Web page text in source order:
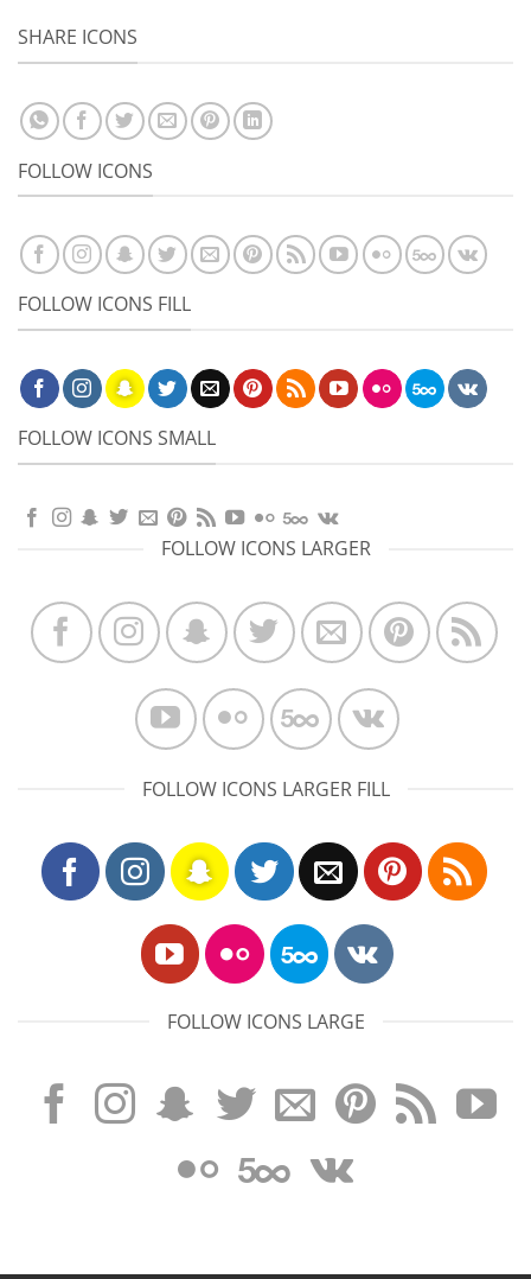
SHARE ICONS
FOLLOW ICONS
FOLLOW ICONS FILL
FOLLOW ICONS SMALL
FOLLOW ICONS LARGER
FOLLOW ICONS LARGER FILL
FOLLOW ICONS LARGE